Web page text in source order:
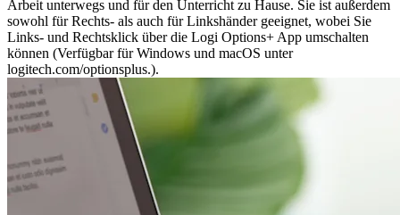
Arbeit unterwegs und für den Unterricht zu Hause. Sie ist außerdem
sowohl für Rechts- als auch für Linkshänder geeignet, wobei Sie
Links- und Rechtsklick über die Logi Options+ App umschalten
können (Verfügbar für Windows und macOS unter
logitech.com/optionsplus.).